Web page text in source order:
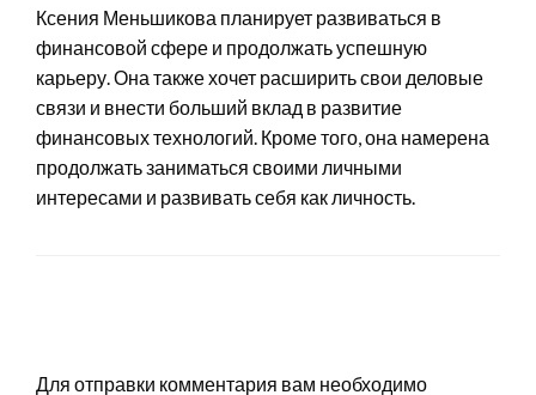
Ксения Меньшикова планирует развиваться в
финансовой сфере и продолжать успешную
карьеру. Она также хочет расширить свои деловые
связи и внести больший вклад в развитие
финансовых технологий. Кроме того, она намерена
продолжать заниматься своими личными
интересами и развивать себя как личность.
Для отправки комментария вам необходимо